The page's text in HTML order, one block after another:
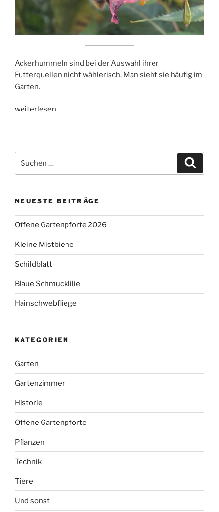
Ackerhummeln sind bei der Auswahl ihrer
Futterquellen nicht wählerisch. Man sieht sie häufig im
Garten.
„Ackerhummel“
weiterlesen
nach:
NEUESTE BEITRÄGE
Offene Gartenpforte 2026
Kleine Mistbiene
Schildblatt
Blaue Schmucklilie
Hainschwebfliege
KATEGORIEN
Garten
Gartenzimmer
Historie
Offene Gartenpforte
Pflanzen
Technik
Tiere
Und sonst